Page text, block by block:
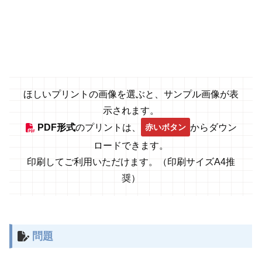
ほしいプリントの画像を選ぶと、サンプル画像が表
示されます。
PDF形式のプリントは、 赤いボタン からダウン
ロードできます。
印刷してご利用いただけます。（印刷サイズA4推
奨）
問題